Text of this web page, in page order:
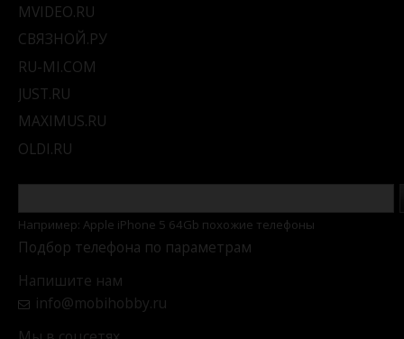
MVIDEO.RU
СВЯЗНОЙ.РУ
RU-MI.COM
JUST.RU
MAXIMUS.RU
OLDI.RU
Например: Apple iPhone 5 64Gb похожие телефоны
Подбор телефона по параметрам
Напишите нам
info@mobihobby.ru